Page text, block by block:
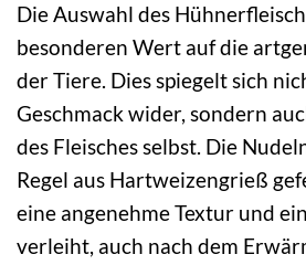
Die Auswahl des
besonderen Wert auf die
der Tiere. Dies spiegelt sich
Geschmack wider, sondern
des Fleisches selbst. Die
Regel aus Hartweizengrieß
eine angenehme Textur und
verleiht, auch nach dem